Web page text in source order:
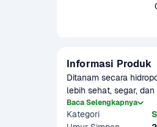
Informasi Produk
Ditanam secara
lebih sehat, segar,
Hydroponic cenderung
berair. Rasanya manis
Baca Selengkapnya
Kategori